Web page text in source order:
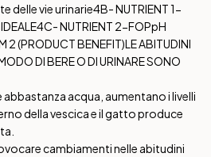
delle vie urinarie4B- NUTRIENT 1-
4C- NUTRIENT 2-FOPpH
2 (PRODUCT BENEFIT)LE ABITUDINI
DI BERE O DI URINARE SONO
acqua, aumentano i livelli
della vescica e il gatto produce
cambiamenti nelle abitudini